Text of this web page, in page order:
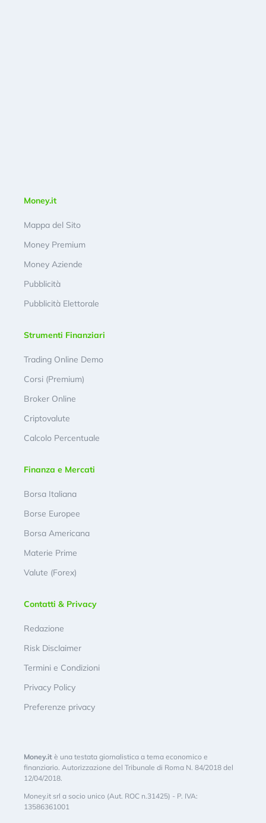
Money.it
Mappa del Sito
Money Premium
Money Aziende
Pubblicità
Pubblicità Elettorale
Strumenti Finanziari
Trading Online Demo
Corsi (Premium)
Broker Online
Criptovalute
Calcolo Percentuale
Finanza e Mercati
Borsa Italiana
Borse Europee
Borsa Americana
Materie Prime
Valute (Forex)
Contatti & Privacy
Redazione
Risk Disclaimer
Termini e Condizioni
Privacy Policy
Preferenze privacy
Money.it è una testata giornalistica a tema economico e
finanziario. Autorizzazione del Tribunale di Roma N. 84/2018 del
12/04/2018.
Money.it srl a socio unico (Aut. ROC n.31425) - P. IVA:
13586361001